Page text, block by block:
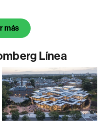
más
Línea